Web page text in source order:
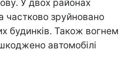
У двох районах
частково зруйновано
будинків. Також вогнем
автомобілі